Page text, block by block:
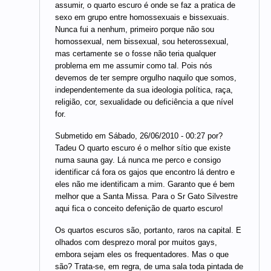
assumir, o quarto escuro é onde se faz a pratica de
sexo em grupo entre homossexuais e bissexuais.
Nunca fui a nenhum, primeiro porque não sou
homossexual, nem bissexual, sou heterossexual,
mas certamente se o fosse não teria qualquer
problema em me assumir como tal. Pois nós
devemos de ter sempre orgulho naquilo que somos,
independentemente da sua ideologia política, raça,
religião, cor, sexualidade ou deficiência a que nível
for.
Submetido em Sábado, 26/06/2010 - 00:27 por?
Tadeu O quarto escuro é o melhor sítio que existe
numa sauna gay. Lá nunca me perco e consigo
identificar cá fora os gajos que encontro lá dentro e
eles não me identificam a mim. Garanto que é bem
melhor que a Santa Missa. Para o Sr Gato Silvestre
aqui fica o conceito defenição de quarto escuro!
Os quartos escuros são, portanto, raros na capital. E
olhados com desprezo moral por muitos gays,
embora sejam eles os frequentadores. Mas o que
são? Trata-se, em regra, de uma sala toda pintada de